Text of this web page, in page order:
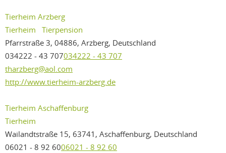
Tierheim Arzberg
Tierheim
Tierpension
Pfarrstraße 3, 04886, Arzberg, Deutschland
034222 - 43 707034222 - 43 707
tharzberg@aol.com
http://www.tierheim-arzberg.de
Tierheim Aschaffenburg
Tierheim
Wailandtstraße 15, 63741, Aschaffenburg, Deutschland
06021 - 8 92 6006021 - 8 92 60